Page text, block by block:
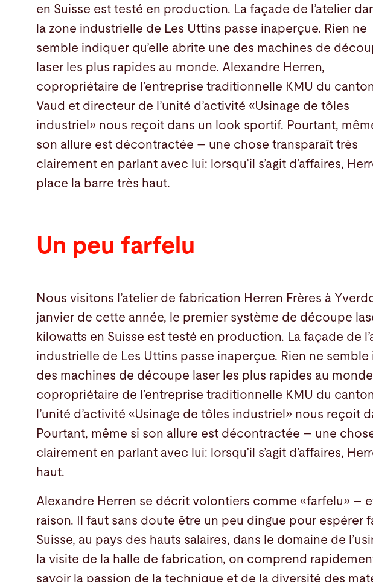
en Suisse est testé en production. La façade de l’atelier
la zone industrielle de Les Uttins passe inaperçue. Rien ne
semble indiquer qu’elle abrite une des machines de
laser les plus rapides au monde. Alexandre Herren,
copropriétaire de l’entreprise traditionnelle KMU du
Vaud et directeur de l’unité d’activité «Usinage de tôles
industriel» nous reçoit dans un look sportif. Pourtant,
son allure est décontractée – une chose transparaît très
clairement en parlant avec lui: lorsqu’il s’agit d’affaires,
place la barre très haut.
Un peu farfelu
Nous visitons l’atelier de fabrication Herren Frères à
janvier de cette année, le premier système de découpe
kilowatts en Suisse est testé en production. La façade de
industrielle de Les Uttins passe inaperçue. Rien ne semble
des machines de découpe laser les plus rapides au
copropriétaire de l’entreprise traditionnelle KMU du
l’unité d’activité «Usinage de tôles industriel» nous reçoit
Pourtant, même si son allure est décontractée – une
clairement en parlant avec lui: lorsqu’il s’agit d’affaires,
haut.
Alexandre Herren se décrit volontiers comme «farfelu» –
raison. Il faut sans doute être un peu dingue pour espérer
Suisse, au pays des hauts salaires, dans le domaine de
la visite de la halle de fabrication, on comprend
savoir la passion de la technique et de la diversité des